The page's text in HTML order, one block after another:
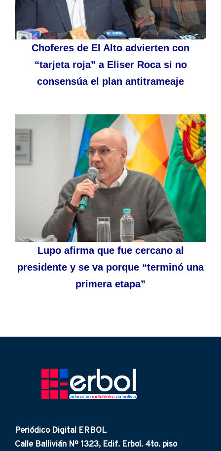
Choferes de El Alto advierten con
“tarjeta roja” a Eliser Roca si no
consensúa el plan antitrameaje
Lupo afirma que fue cercano al
presidente y se va porque “terminó una
primera etapa”
Periódico Digital ERBOL
Calle Ballivián Nº 1323, Edif. Erbol. 4to. piso